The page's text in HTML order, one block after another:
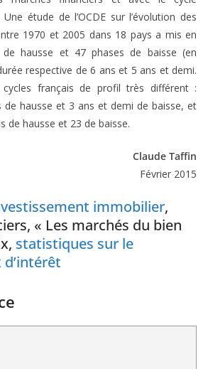
étude de l’OCDE sur l’évolution des
1970 et 2005 dans 18 pays a mis en
de hausse et 47 phases de baisse (en
respective de 6 ans et 5 ans et demi.
cycles français de profil très différent :
de hausse et 3 ans et demi de baisse, et
de hausse et 23 de baisse.
Claude Taffin
Février 2015
immobilier,
« Les marchés du bien
statistiques sur le